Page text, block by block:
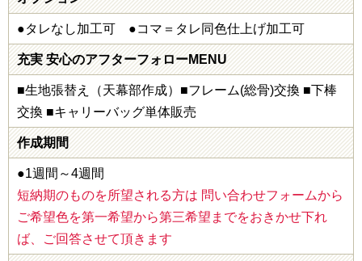
●タレなし加工可 ●コマ＝タレ同色仕上げ加工可
充実 安心のアフターフォローMENU
■生地張替え（天幕部作成）■フレーム(総骨)交換 ■下棒
交換 ■キャリーバッグ単体販売
作成期間
●1週間～4週間
短納期のものを所望される方は 問い合わせフォームから
ご希望色を第一希望から第三希望までをおきかせ下れ
ば、ご回答させて頂きます